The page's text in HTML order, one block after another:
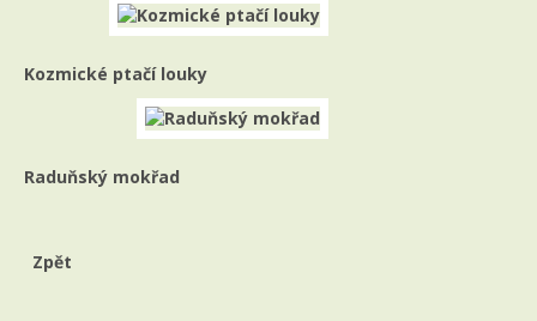
Kozmické ptačí louky
Raduňský mokřad
Zpět